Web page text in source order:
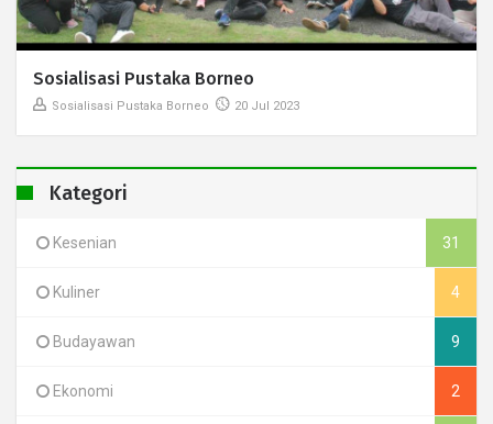
Sosialisasi Pustaka Borneo
Sosialisasi Pustaka Borneo 20 Jul 2023
Kategori
Kesenian 31
Kuliner 4
Budayawan 9
Ekonomi 2